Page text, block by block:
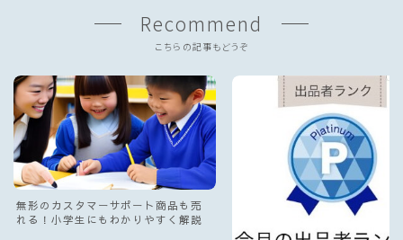
Recommend
こちらの記事もどうぞ
無形のカスタマーサポート商品も売
れる！小学生にもわかりやすく解説